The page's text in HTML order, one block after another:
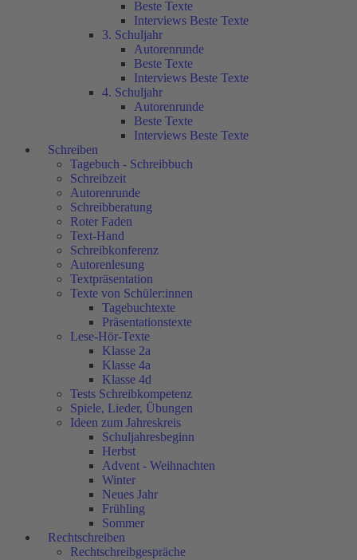
Beste Texte
Interviews Beste Texte
3. Schuljahr
Autorenrunde
Beste Texte
Interviews Beste Texte
4. Schuljahr
Autorenrunde
Beste Texte
Interviews Beste Texte
Schreiben
Tagebuch - Schreibbuch
Schreibzeit
Autorenrunde
Schreibberatung
Roter Faden
Text-Hand
Schreibkonferenz
Autorenlesung
Textpräsentation
Texte von Schüler:innen
Tagebuchtexte
Präsentationstexte
Lese-Hör-Texte
Klasse 2a
Klasse 4a
Klasse 4d
Tests Schreibkompetenz
Spiele, Lieder, Übungen
Ideen zum Jahreskreis
Schuljahresbeginn
Herbst
Advent - Weihnachten
Winter
Neues Jahr
Frühling
Sommer
Rechtschreiben
Rechtschreibgespräche